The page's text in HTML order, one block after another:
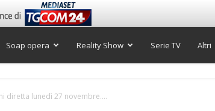
Soap opera Reality Show Serie TV Altri
diretta lunedì 27 novembre....